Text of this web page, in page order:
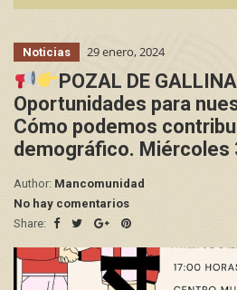
Noticias 29 enero, 2024
POZAL DE
Oportunidades para
Cómo podemos
demográfico. Miércoles
Author: Mancomunidad
No hay comentarios
Share: